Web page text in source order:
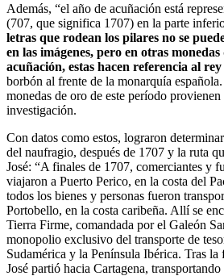
Además, “el año de acuñación está
(707, que significa 1707) en la parte
letras que rodean los pilares no se
en las imágenes, pero en otras
acuñación, estas hacen referencia al
borbón al frente de la monarquía
monedas de oro de este período
investigación.
Con datos como estos, lograron
del naufragio, después de 1707 y la ruta
José: “A finales de 1707, comerciantes y
viajaron a Puerto Perico, en la costa del
todos los bienes y personas fueron
Portobello, en la costa caribeña. Allí se
Tierra Firme, comandada por el Galeón
monopolio exclusivo del transporte de
Sudamérica y la Península Ibérica. Tras
José partió hacia Cartagena,